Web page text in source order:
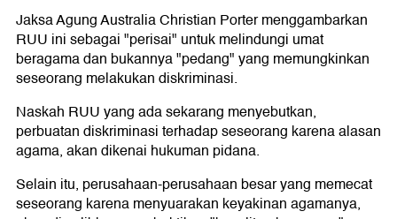
Jaksa Agung Australia Christian Porter menggambarkan
RUU ini sebagai "perisai" untuk melindungi umat
beragama dan bukannya "pedang" yang memungkinkan
seseorang melakukan diskriminasi.
Naskah RUU yang ada sekarang menyebutkan,
perbuatan diskriminasi terhadap seseorang karena alasan
agama, akan dikenai hukuman pidana.
Selain itu, perusahaan-perusahaan besar yang memecat
seseorang karena menyuarakan keyakinan agamanya,